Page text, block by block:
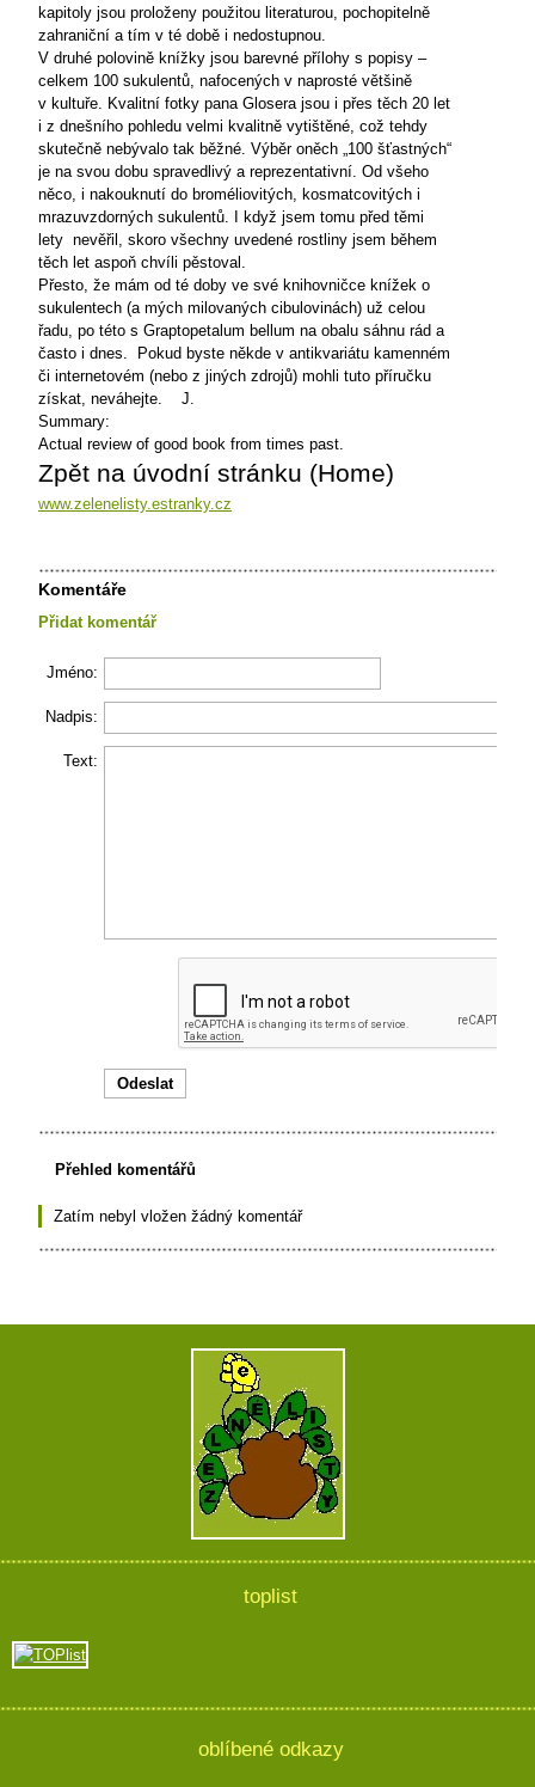
kapitoly jsou proloženy použitou literaturou, pochopitelně
zahraniční a tím v té době i nedostupnou.
V druhé polovině knížky jsou barevné přílohy s popisy –
celkem 100 sukulentů, nafocených v naprosté většině
v kultuře. Kvalitní fotky pana Glosera jsou i přes těch 20 let
i z dnešního pohledu velmi kvalitně vytištěné, což tehdy
skutečně nebývalo tak běžné. Výběr oněch „100 šťastných“
je na svou dobu spravedlivý a reprezentativní. Od všeho
něco, i nakouknutí do broméliovitých, kosmatcovitých i
mrazuvzdorných sukulentů. I když jsem tomu před těmi
lety nevěřil, skoro všechny uvedené rostliny jsem během
těch let aspoň chvíli pěstoval.
Přesto, že mám od té doby ve své knihovničce knížek o
sukulentech (a mých milovaných cibulovinách) už celou
řadu, po této s Graptopetalum bellum na obalu sáhnu rád a
často i dnes.
Pokud byste někde v antikvariátu kamenném
či internetovém (nebo z jiných zdrojů) mohli tuto příručku
získat, neváhejte.
J.
Summary:
Actual review of good book from times past.
Zpět na úvodní stránku (Home)
www.zelenelisty.estranky.cz
Komentáře
Přidat komentář
Jméno:
Nadpis:
Text:
Přehled komentářů
Zatím nebyl vložen žádný komentář
toplist
oblíbené odkazy